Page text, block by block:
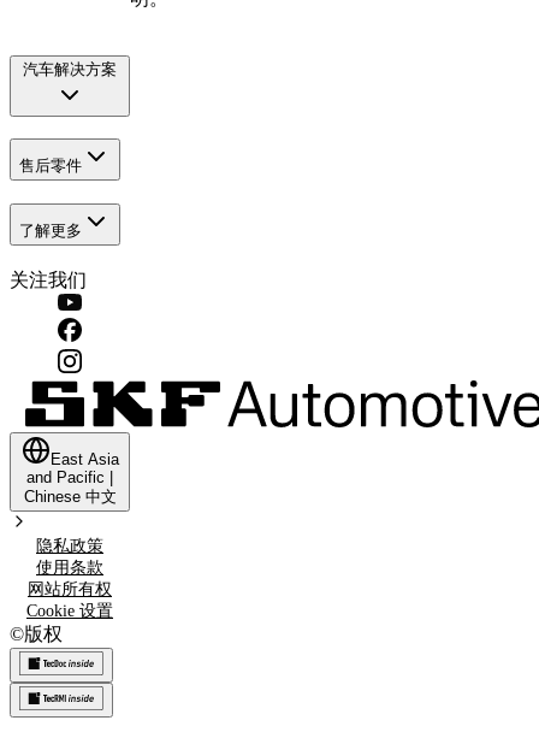
汽车解决方案
售后零件
了解更多
关注我们
East Asia
and Pacific
Chinese 中文
隐私政策
使用条款
网站所有权
Cookie 设置
©版权